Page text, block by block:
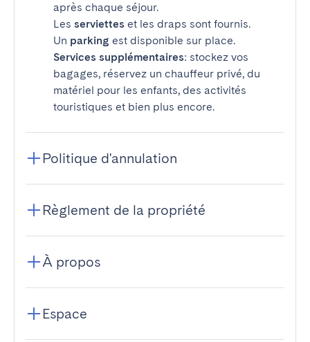
après chaque séjour.
Les serviettes et les draps sont fournis.
Un parking est disponible sur place.
Services supplémentaires: stockez vos
bagages, réservez un chauffeur privé, du
matériel pour les enfants, des activités
touristiques et bien plus encore.
Politique d'annulation
Règlement de la propriété
À propos
Espace